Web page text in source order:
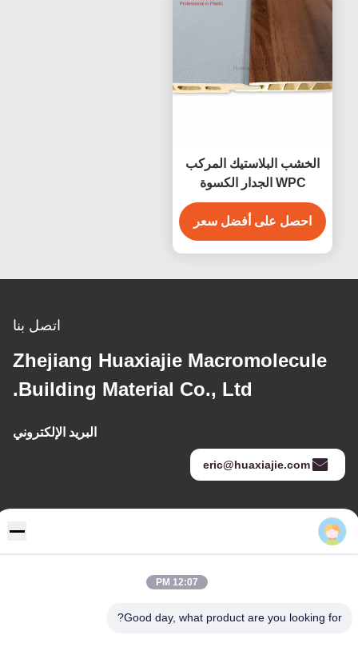
الخشب البلاستيك المركب
WPC الجدار الكسوة
الداخلية الجدار الكسوة
الديكور
احصل على أفضل سعر
اتصل بنا
Zhejiang Huaxiajie Macromolecule
Building Material Co., Ltd.
البريد الإلكتروني
eric@huaxiajie.com
عنواننا
عنوان
هاتف
Eric
12:07 PM
Good day, what product are you looking for?